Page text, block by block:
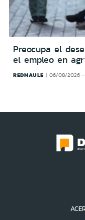
Preocupa el
el empleo en
REDMAULE 06/08/2026 -